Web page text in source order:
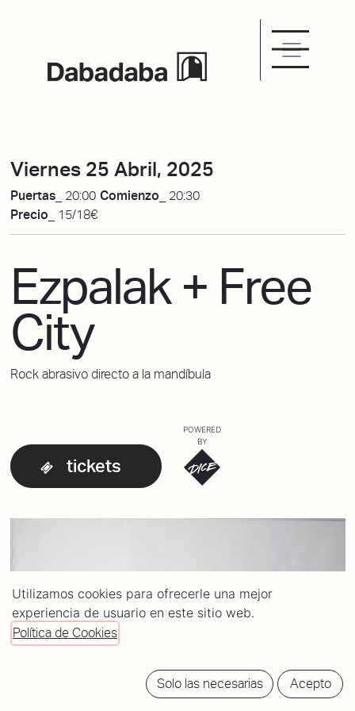
Viernes 25 Abril, 2025
Puertas_ 20:00 Comienzo_ 20:30
Precio_
15/18€
Ezpalak + Free
City
Rock abrasivo directo a la mandíbula
tickets
POWERED
BY
Utilizamos cookies para ofrecerle una mejor
experiencia de usuario en este sitio web.
Política de Cookies
Solo las necesarias Acepto